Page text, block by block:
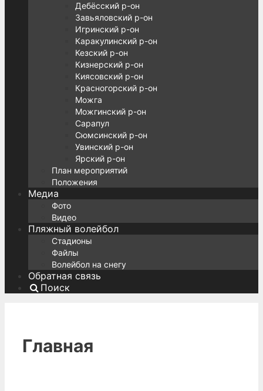
Дебёсский р-он
Завьяловский р-он
Игринский р-он
Каракулинский р-он
Кезский р-он
Кизнерский р-он
Киясовский р-он
Красногорский р-он
Можга
Можгинский р-он
Сарапул
Сюмсинский р-он
Увинский р-он
Ярский р-он
План мероприятий
Положения
Медиа
Фото
Видео
Пляжный волейбол
Стадионы
Файлы
Волейбол на снегу
Обратная связь
Поиск
Главная